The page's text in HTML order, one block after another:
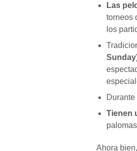
Las
torneos
los
Durante
Tienen
Ahora